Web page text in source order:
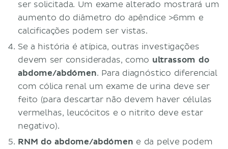
ser solicitada. Um exame alterado mostrará um
aumento do diâmetro do apêndice >6mm e
calcificações podem ser vistas.
Se a história é atípica, outras investigações
devem ser consideradas, como ultrassom do
abdome/abdómen. Para diagnóstico diferencial
com cólica renal um exame de urina deve ser
feito (para descartar não devem haver células
vermelhas, leucócitos e o nitrito deve estar
negativo).
RNM do abdome/abdómen e da pelve podem